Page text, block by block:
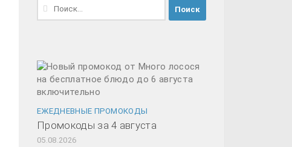
Найти:
ЕЖЕДНЕВНЫЕ ПРОМОКОДЫ
Промокоды за 4 августа
05.08.2026